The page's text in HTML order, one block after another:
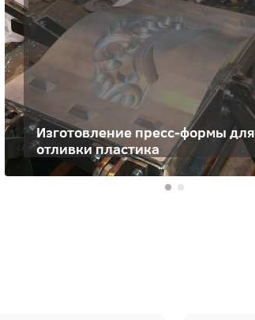
Изготовление пресс-формы для
отливки пластика